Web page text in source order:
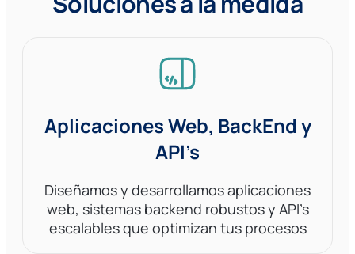
Aplicaciones Web, BackEnd y
API’s
Diseñamos y desarrollamos aplicaciones
web, sistemas backend robustos y API’s
escalables que optimizan tus procesos